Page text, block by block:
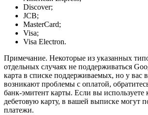
Discover;
JCB;
MasterCard;
Visa;
Visa Electron.
Примечание. Некоторые из указанных
отдельных случаях не поддерживаться
карта в списке поддерживаемых, но у вас
возникают проблемы с оплатой,
банк-эмитент карты. Если вы
дебетовую карту, в вашей выписке могут
платежи.